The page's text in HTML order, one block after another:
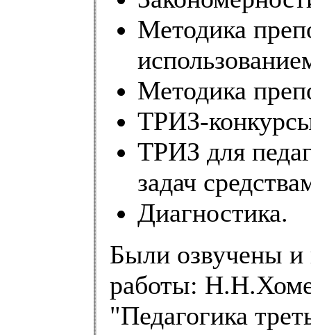
Методика
Методика
ТРИЗ-
ТРИЗ для
задач
Диагностика.
Были озвучены
работы:
"Педагогика